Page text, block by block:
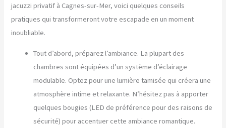
jacuzzi privatif à Cagnes-sur-Mer, voici quelques conseils
pratiques qui transformeront votre escapade en un moment
inoubliable.
Tout d’abord, préparez l’ambiance. La plupart des
chambres sont équipées d’un système d’éclairage
modulable. Optez pour une lumière tamisée qui créera une
atmosphère intime et relaxante. N’hésitez pas à apporter
quelques bougies (LED de préférence pour des raisons de
sécurité) pour accentuer cette ambiance romantique.